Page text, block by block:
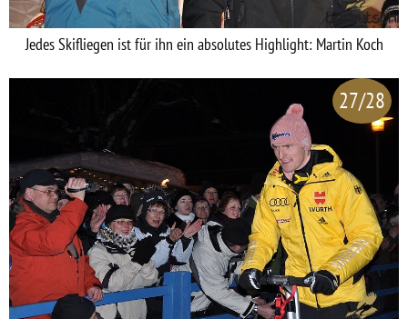
Jedes Skifliegen ist für ihn ein absolutes Highlight: Martin Koch
27/28